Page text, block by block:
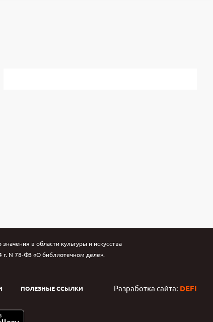
в области культуры и искусства
г. N 78-ФЗ «О библиотечном деле».
ПОЛЕЗНЫЕ ССЫЛКИ Разработка сайта: DEFI